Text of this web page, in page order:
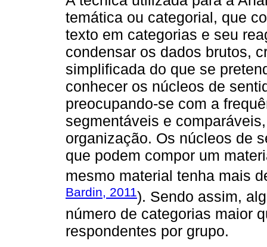
temática ou categorial, que
texto em categorias e seu
condensar os dados brutos,
simplificada do que se
conhecer os núcleos de
preocupando-se com a
segmentáveis e
organização. Os núcleos de
que podem compor um
mesmo material tenha mais
Bardin, 2011). Sendo assim,
número de categorias maior
respondentes por grupo.